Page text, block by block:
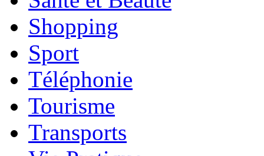
Shopping
Sport
Téléphonie
Tourisme
Transports